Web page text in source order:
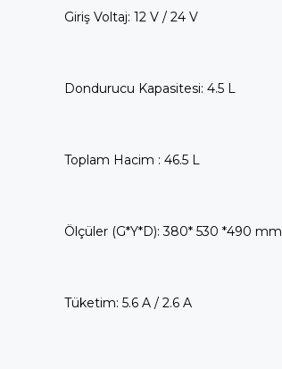
Giriş Voltaj: 12 V / 24 V
Dondurucu Kapasitesi: 4.5 L
Toplam Hacim : 46.5 L
Ölçüler (G*Y*D): 380* 530 *490 mm
Tüketim: 5.6 A / 2.6 A